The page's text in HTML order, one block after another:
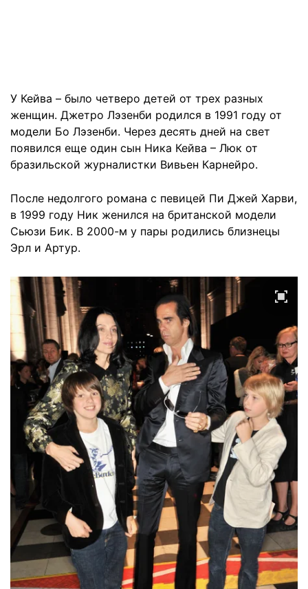
У Кейва – было четверо детей от трех разных
женщин. Джетро Лэзенби родился в 1991 году от
модели Бо Лэзенби. Через десять дней на свет
появился еще один сын Ника Кейва – Люк от
бразильской журналистки Вивьен Карнейро.
После недолгого романа с певицей Пи Джей Харви,
в 1999 году Ник женился на британской модели
Сьюзи Бик. В 2000-м у пары родились близнецы
Эрл и Артур.